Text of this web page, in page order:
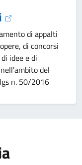
di appalti
di concorsi
idee e di
del
n. 50/2016